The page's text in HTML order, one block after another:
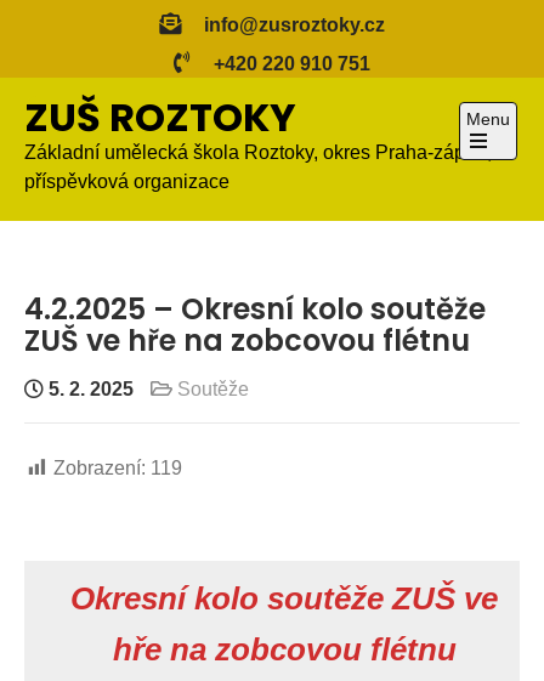
info@zusroztoky.cz
+420 220 910 751
ZUŠ ROZTOKY
Základní umělecká škola Roztoky, okres Praha-západ,
příspěvková organizace
Menu
Open
menu
4.2.2025 – Okresní kolo soutěže
ZUŠ ve hře na zobcovou flétnu
5. 2. 2025 Soutěže
Zobrazení: 119
Okresní kolo soutěže ZUŠ ve
hře na zobcovou flétnu